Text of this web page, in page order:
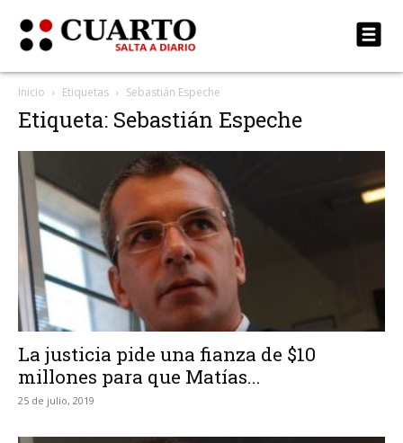
Inicio Etiquetas Sebastián Espeche
Etiqueta: Sebastián Espeche
La justicia pide una fianza de $10
millones para que Matías...
25 de julio, 2019